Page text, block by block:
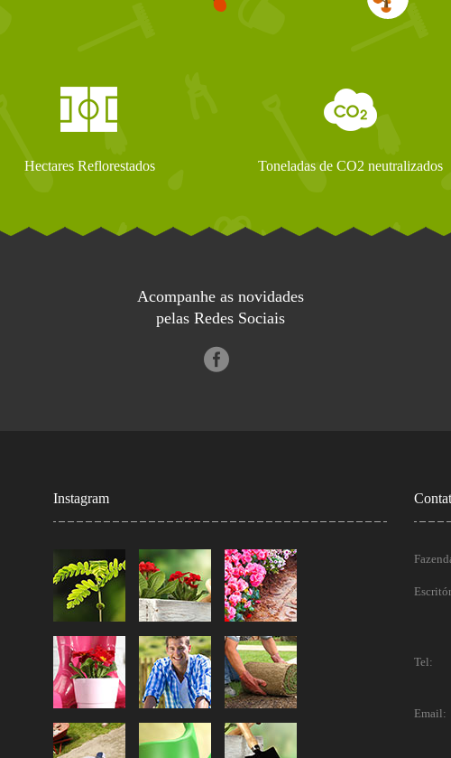
Hectares Reflorestados Toneladas de CO2 neutralizados
Acompanhe as novidades
pelas Redes Sociais
Instagram
Tel:
Email: